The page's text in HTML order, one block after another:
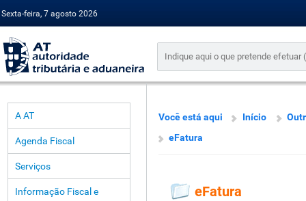
Sexta-feira, 7 agosto 2026
A AT
Agenda Fiscal
Serviços
Informação Fiscal e
Você está aqui Início
eFatura
eFatura